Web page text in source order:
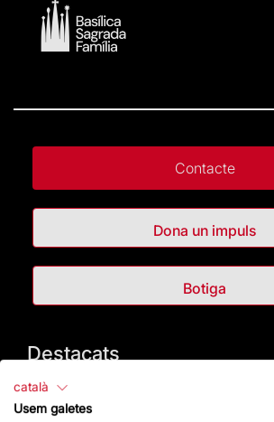
Contacte
Dona un impuls
Botiga
Destacats
La Fundació
català
Usem galetes